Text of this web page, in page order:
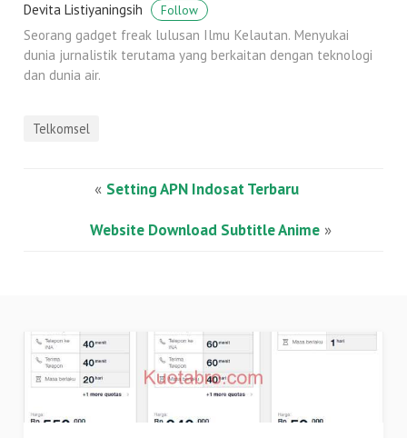
Devita Listiyaningsih Follow
Seorang gadget freak lulusan Ilmu Kelautan. Menyukai
dunia jurnalistik terutama yang berkaitan dengan teknologi
dan dunia air.
Telkomsel
« Setting APN Indosat Terbaru
Website Download Subtitle Anime»